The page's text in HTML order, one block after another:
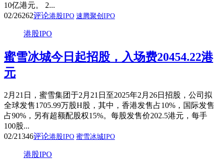
10亿港元。 2...
02/26262评论港股IPO 速腾聚创IPO
港股IPO
蜜雪冰城今日起招股，入场费20454.22港
元
2月21日，蜜雪集团于2月21日至2025年2月26日招股，公司拟
全球发售1705.99万股H股，其中，香港发售占10%，国际发售
占90%，另有超额配股权15%。每股发售价202.5港元，每手
100股...
02/21346评论港股IPO 蜜雪冰城IPO
港股IPO